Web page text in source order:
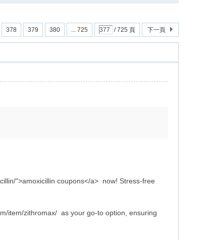
378 379 380 ... 725 / 725 頁 下一頁
">amoxicillin coupons</a> now! Stress-free
item/zithromax/ as your go-to option, ensuring